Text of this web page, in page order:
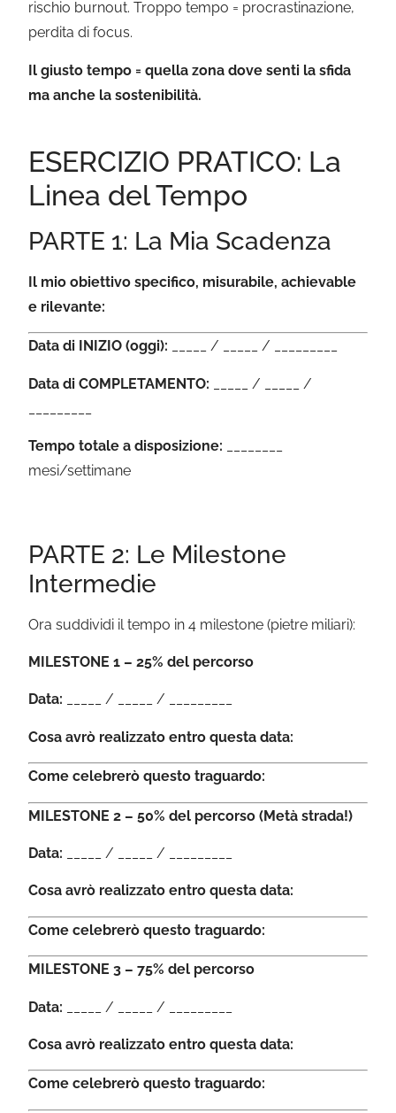
rischio burnout. Troppo tempo = procrastinazione,
perdita di focus.
Il giusto tempo = quella zona dove senti la sfida
ma anche la sostenibilità.
ESERCIZIO PRATICO: La
Linea del Tempo
PARTE 1: La Mia Scadenza
Il mio obiettivo specifico, misurabile, achievable
e rilevante:
Data di INIZIO (oggi): _____ / _____ / _________
Data di COMPLETAMENTO: _____ / _____ /
Tempo totale a disposizione:
mesi/settimane
PARTE 2: Le Milestone
Intermedie
Ora suddividi il tempo in 4 milestone (pietre miliari):
MILESTONE 1 – 25% del percorso
Data: _____ / _____ / _________
Cosa avrò realizzato entro questa data:
Come celebrerò questo traguardo:
MILESTONE 2 – 50% del percorso (Metà strada!)
Data: _____ / _____ / _________
Cosa avrò realizzato entro questa data:
Come celebrerò questo traguardo:
MILESTONE 3 – 75% del percorso
Data: _____ / _____ / _________
Cosa avrò realizzato entro questa data:
Come celebrerò questo traguardo: